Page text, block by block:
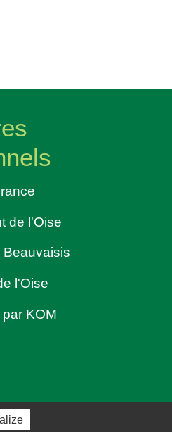
de l'Oise
l'Oise
KOM